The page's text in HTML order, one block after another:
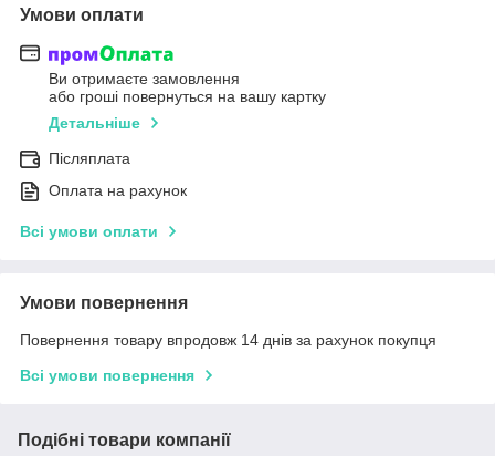
Умови оплати
Ви отримаєте замовлення
або гроші повернуться на вашу картку
Детальніше
Післяплата
Оплата на рахунок
Всі умови оплати
Умови повернення
Повернення товару впродовж 14 днів за рахунок покупця
Всі умови повернення
Подібні товари компанії